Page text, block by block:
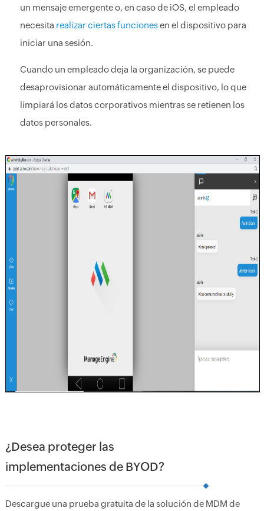
un mensaje emergente o, en caso de iOS, el empleado
necesita realizar ciertas funcionesen el dispositivo para
iniciar una sesión.
Cuando un empleado deja la organización, se puede
desaprovisionar automáticamente el dispositivo, lo que
limpiará los datos corporativos mientras se retienen los
datos personales.
¿Desea proteger las
implementaciones de BYOD?
Descargue una prueba gratuita de la solución de MDM de